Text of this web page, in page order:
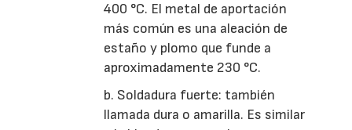
400 °C. El metal de aportación
más común es una aleación de
estaño y plomo que funde a
aproximadamente 230 °C.
b. Soldadura fuerte: también
llamada dura o amarilla. Es similar